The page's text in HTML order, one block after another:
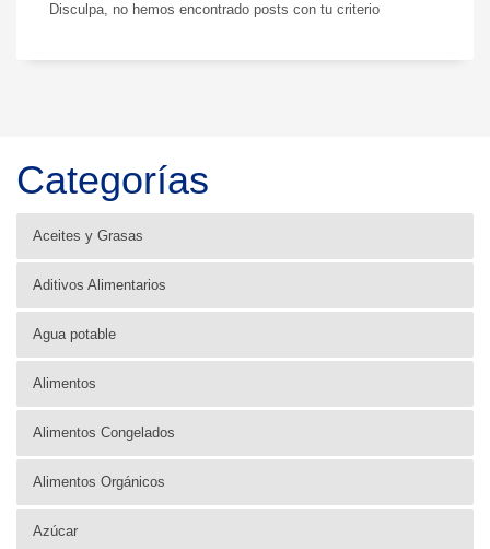
Disculpa, no hemos encontrado posts con tu criterio
Categorías
Aceites y Grasas
Aditivos Alimentarios
Agua potable
Alimentos
Alimentos Congelados
Alimentos Orgánicos
Azúcar